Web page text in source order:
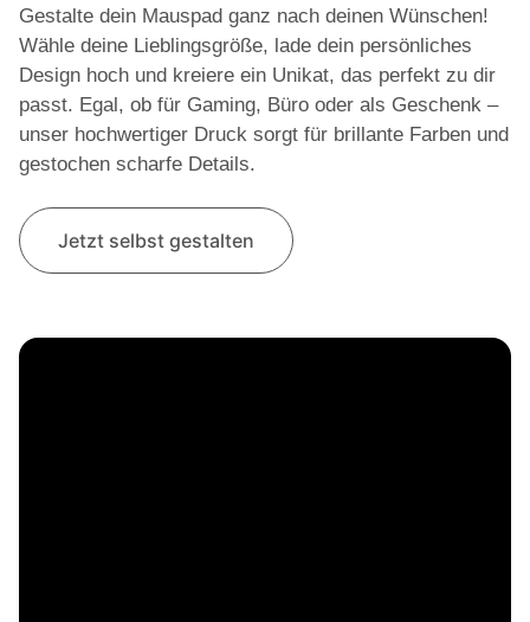
Gestalte dein Mauspad ganz nach deinen Wünschen!
Wähle deine Lieblingsgröße, lade dein persönliches
Design hoch und kreiere ein Unikat, das perfekt zu dir
passt. Egal, ob für Gaming, Büro oder als Geschenk –
unser hochwertiger Druck sorgt für brillante Farben und
gestochen scharfe Details.
Jetzt selbst gestalten